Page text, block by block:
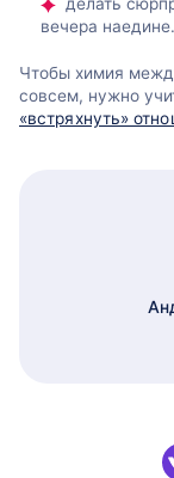
вечера наедине.
Чтобы химия
совсем, нужно
«встряхнуть»